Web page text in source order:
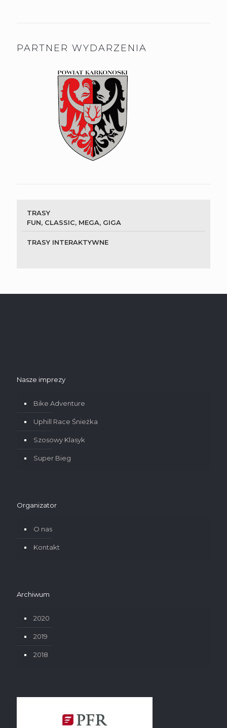
PARTNER WYDARZENIA
TRASY
FUN, CLASSIC, MEGA, GIGA
TRASY INTERAKTYWNE
Nasze imprezy
Bike Adventure
Uphill Race Śnieżka
Szosowy Klasyk
Super Bieg
Organizator
O nas
Kontakt
Archiwum
2020
2019
2018